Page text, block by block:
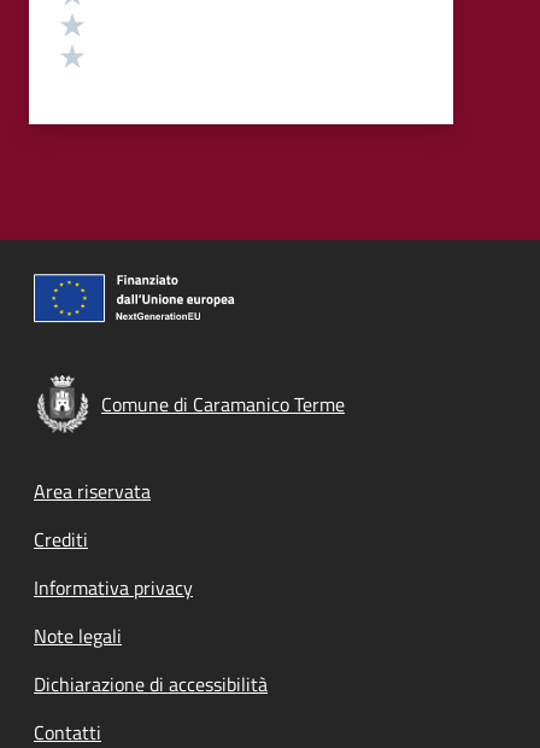
Comune di Caramanico Terme
Footer menu
Area riservata
Crediti
Informativa privacy
Note legali
Dichiarazione di accessibilità
Contatti